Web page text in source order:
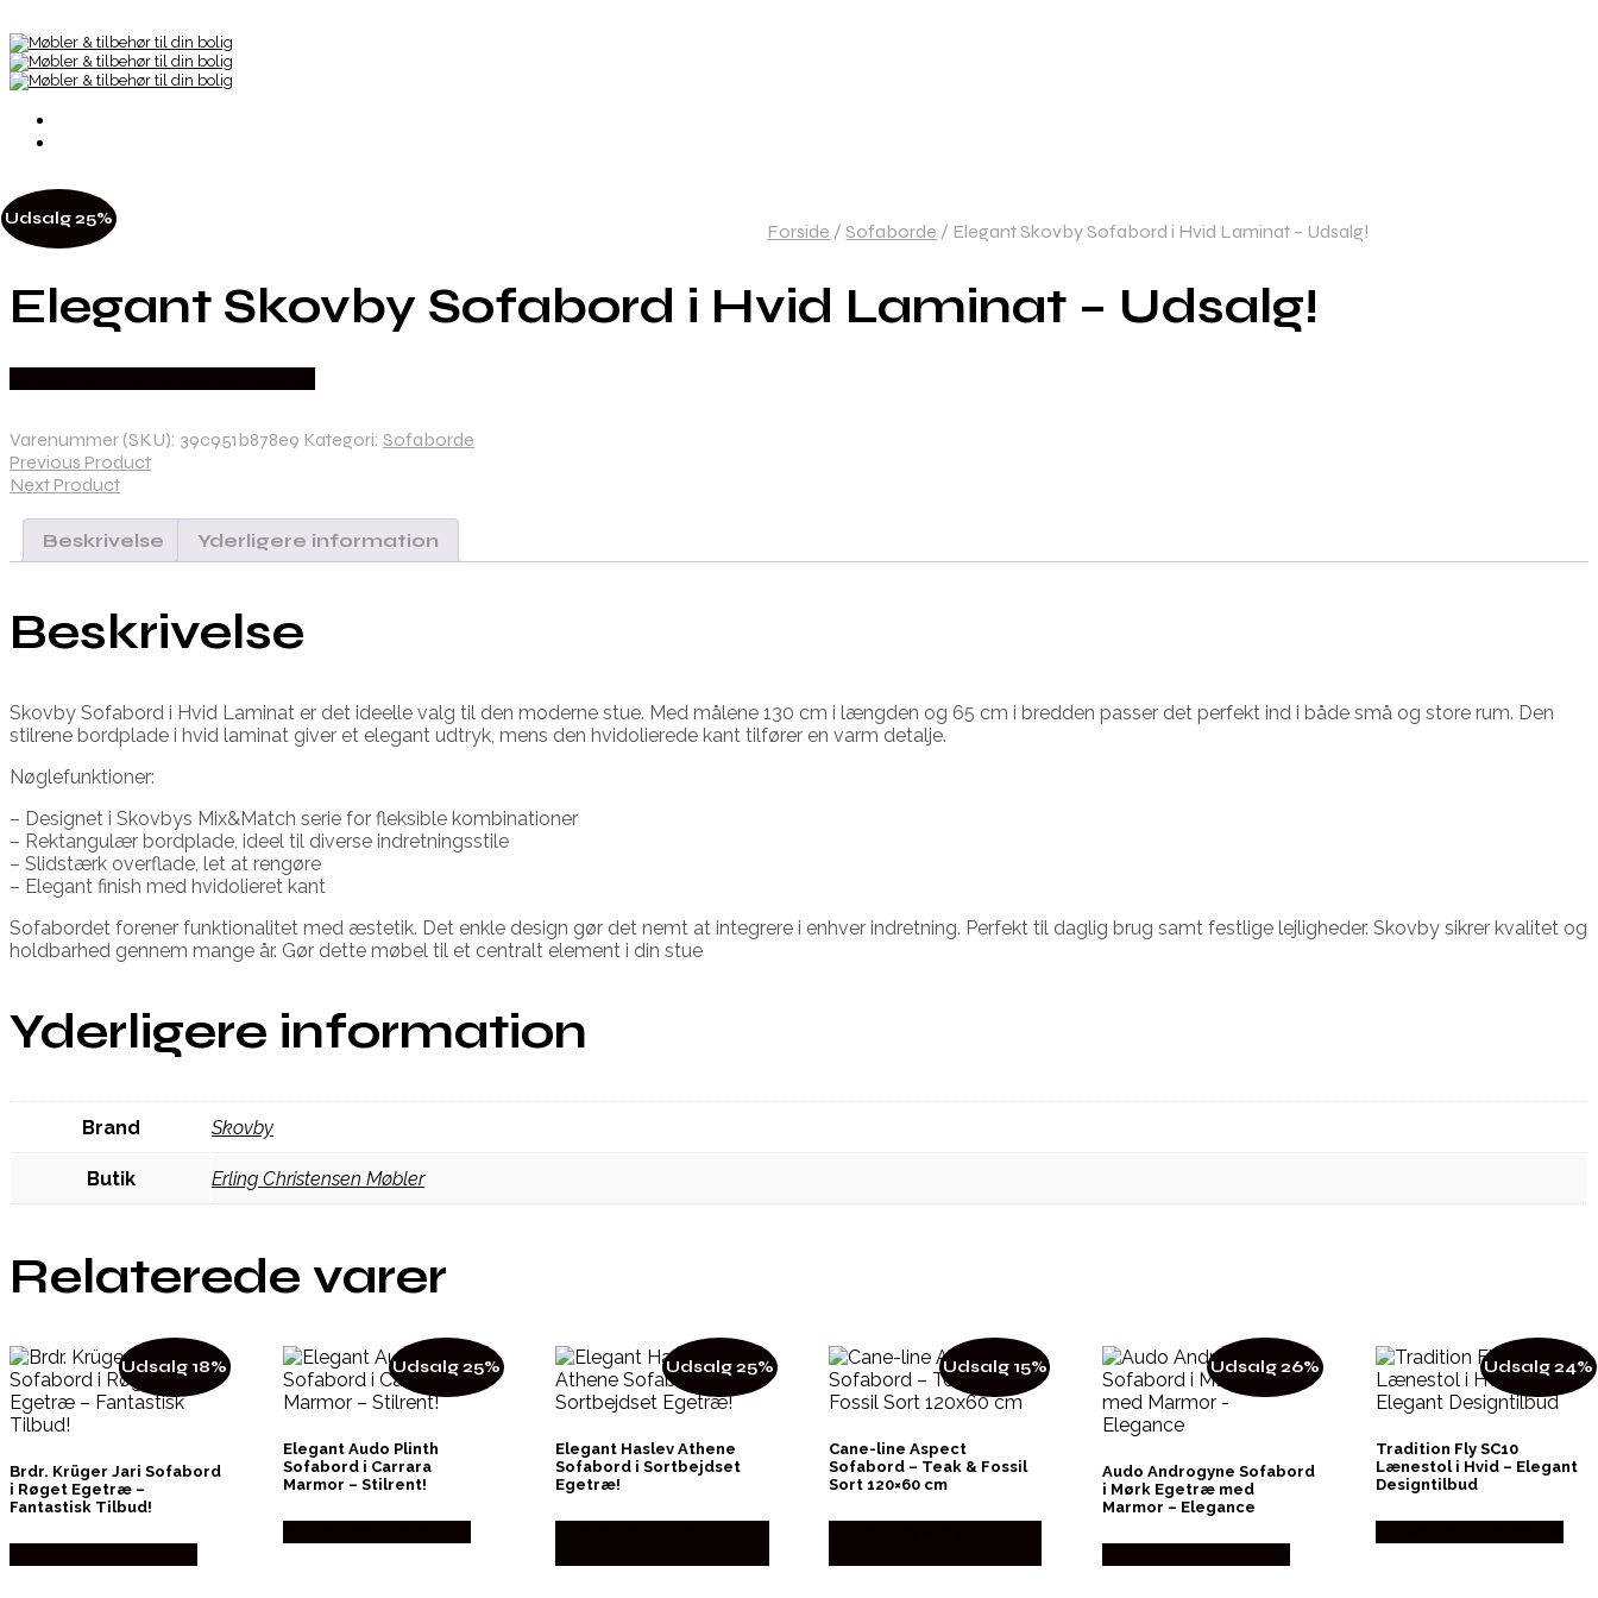
Udsalg 25%
Forside / Sofaborde / Elegant Skovby Sofabord i Hvid Laminat – Udsalg!
Elegant Skovby Sofabord i Hvid Laminat – Udsalg!
Varenummer (SKU): 39c951b878e9 Kategori: Sofaborde
Previous Product
Next Product
Beskrivelse Yderligere information
Beskrivelse
Skovby Sofabord i Hvid Laminat er det ideelle valg til den moderne stue. Med målene 130 cm i længden og 65 cm i bredden passer det perfekt ind i både små og store rum. Den
stilrene bordplade i hvid laminat giver et elegant udtryk, mens den hvidolierede kant tilfører en varm detalje.
Nøglefunktioner:
– Designet i Skovbys Mix&Match serie for fleksible kombinationer
– Rektangulær bordplade, ideel til diverse indretningsstile
– Slidstærk overflade, let at rengøre
– Elegant finish med hvidolieret kant
Sofabordet forener funktionalitet med æstetik. Det enkle design gør det nemt at integrere i enhver indretning. Perfekt til daglig brug samt festlige lejligheder. Skovby sikrer kvalitet og
holdbarhed gennem mange år. Gør dette møbel til et centralt element i din stue
Yderligere information
Brand Skovby
Butik Erling Christensen Møbler
Relaterede varer
Udsalg 18%
Brdr. Krüger Jari Sofabord
i Røget Egetræ –
Fantastisk Tilbud!
Udsalg 25%
Elegant Audo Plinth
Sofabord i Carrara
Marmor – Stilrent!
Udsalg 25%
Elegant Haslev Athene
Sofabord i Sortbejdset
Egetræ!
Udsalg 15%
Cane-line Aspect
Sofabord – Teak & Fossil
Sort 120×60 cm
Udsalg 26%
Audo Androgyne Sofabord
i Mørk Egetræ med
Marmor – Elegance
Udsalg 24%
Tradition Fly SC10
Lænestol i Hvid – Elegant
Designtilbud